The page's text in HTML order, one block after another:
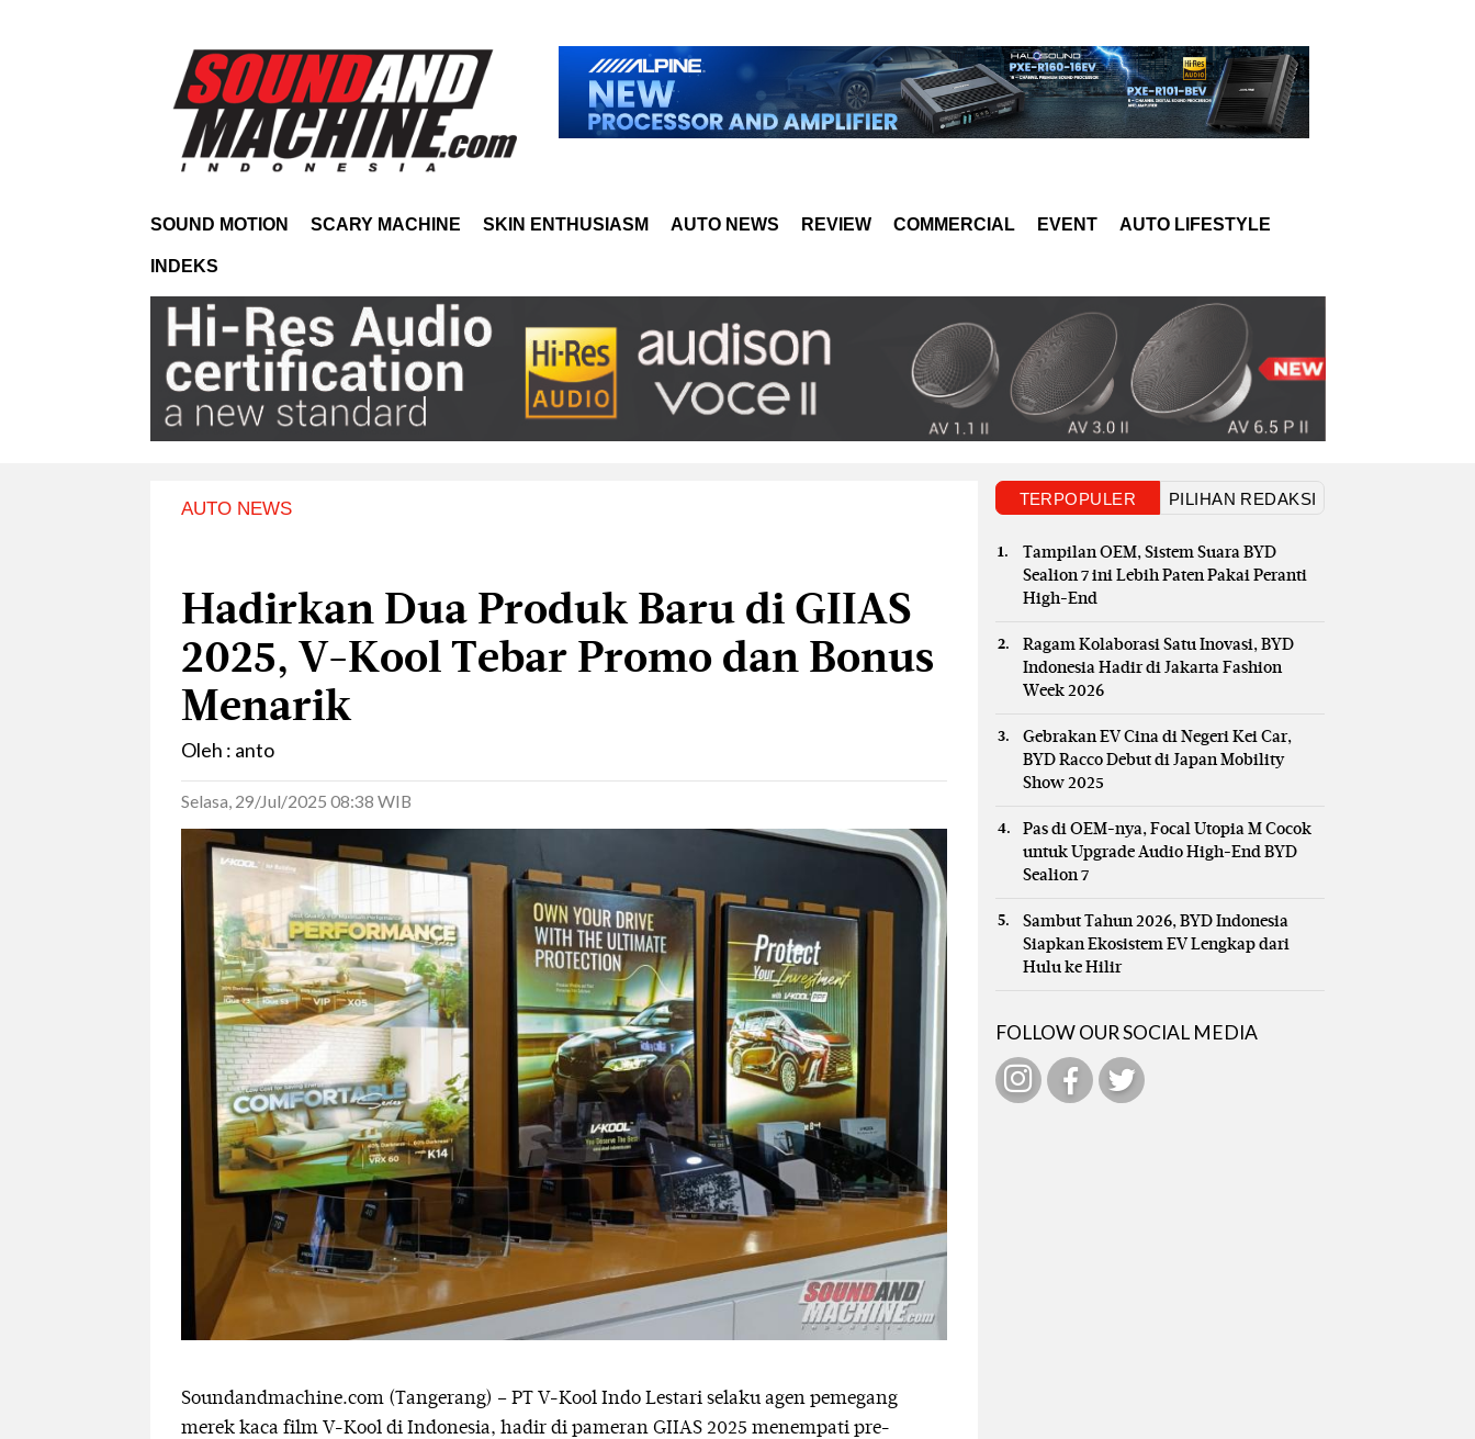
SOUND MOTION SCARY MACHINE SKIN ENTHUSIASM AUTO NEWS REVIEW COMMERCIAL EVENT AUTO LIFESTYLE
INDEKS
AUTO NEWS
Hadirkan Dua Produk Baru di GIIAS
2025, V-Kool Tebar Promo dan Bonus
Menarik
Oleh : anto
Selasa, 29/Jul/2025 08:38 WIB
Soundandmachine.com (Tangerang) – PT V-Kool Indo Lestari selaku agen pemegang
merek kaca film V-Kool di Indonesia, hadir di pameran GIIAS 2025 menempati pre-
TERPOPULER PILIHAN REDAKSI
Tampilan OEM, Sistem Suara BYD
Sealion 7 ini Lebih Paten Pakai Peranti
High-End
Ragam Kolaborasi Satu Inovasi, BYD
Indonesia Hadir di Jakarta Fashion
Week 2026
Gebrakan EV Cina di Negeri Kei Car,
BYD Racco Debut di Japan Mobility
Show 2025
Pas di OEM-nya, Focal Utopia M Cocok
untuk Upgrade Audio High-End BYD
Sealion 7
Sambut Tahun 2026, BYD Indonesia
Siapkan Ekosistem EV Lengkap dari
Hulu ke Hilir
FOLLOW OUR SOCIAL MEDIA